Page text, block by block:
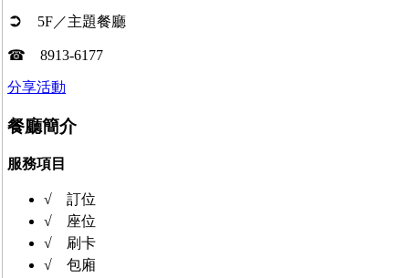
➲ 5F／主題餐廳
☎ 8913-6177
分享活動
餐廳簡介
服務項目
√ 訂位
√ 座位
√ 刷卡
√ 包廂